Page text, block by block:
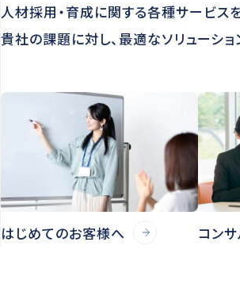
人材採用・育成に関する各種サービス
貴社の課題に対し、最適なソリューショ
はじめてのお客様へ コン